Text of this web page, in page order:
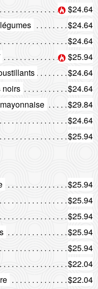
$24.64
$24.64
$24.64
$25.94
$24.64
noirs
$24.64
$29.84
$24.64
$25.94
$25.94
$25.94
$25.94
$25.94
$25.94
$22.04
$22.04